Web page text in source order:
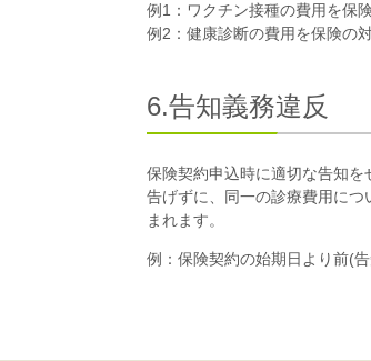
例1：ワクチン接種の費用を保
例2：健康診断の費用を保険の
6.告知義務違反
保険契約申込時に適切な告知
告げずに、同一の診療費用に
まれます。
例：保険契約の始期日より前(